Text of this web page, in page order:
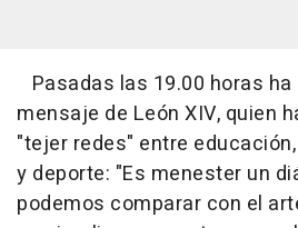
Pasadas las 19.00 horas
mensaje de León XIV, quien
"tejer redes" entre
y deporte: "Es menester un
podemos comparar con el